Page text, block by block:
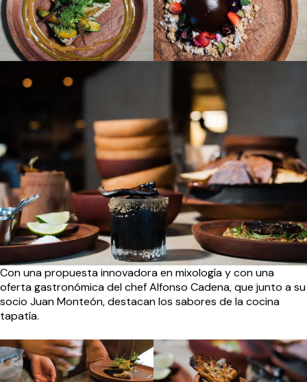
Con una propuesta innovadora en mixología y con una
oferta gastronómica del chef Alfonso Cadena, que junto a su
socio Juan Monteón, destacan los sabores de la cocina
tapatía.